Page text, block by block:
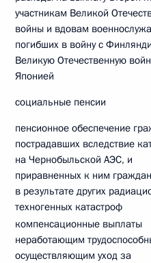
участникам Великой
войны и вдовам
погибших в войну с
Великую Отечественную
Японией
социальные пенсии
пенсионное обеспечение
пострадавших вследствие
на Чернобыльской АЭС, и
приравненных к ним
в результате других
техногенных катастроф
компенсационные выплаты
неработающим
осуществляющим уход за